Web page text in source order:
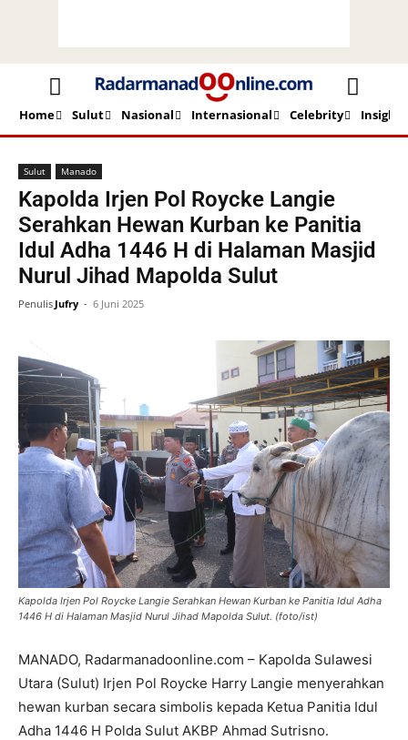
Home Sulut Nasional Internasional Celebrity Insight
Beranda Sulut Manado
Sulut Manado
Kapolda Irjen Pol Roycke Langie
Serahkan Hewan Kurban ke Panitia
Idul Adha 1446 H di Halaman Masjid
Nurul Jihad Mapolda Sulut
Penulis Jufry - 6 Juni 2025
Kapolda Irjen Pol Roycke Langie Serahkan Hewan Kurban ke Panitia Idul Adha
1446 H di Halaman Masjid Nurul Jihad Mapolda Sulut. (foto/ist)
MANADO, Radarmanadoonline.com – Kapolda Sulawesi
Utara (Sulut) Irjen Pol Roycke Harry Langie menyerahkan
hewan kurban secara simbolis kepada Ketua Panitia Idul
Adha 1446 H Polda Sulut AKBP Ahmad Sutrisno.